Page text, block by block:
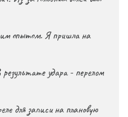
опытом. Я пришла на
удара - перелом
для записи на плановую